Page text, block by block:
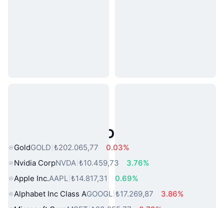
Popüler Gerçek Dünya Varlıkları
GoldGOLD ₺202.065,77
0.03%
Nvidia CorpNVDA ₺10.459,73
3.76%
Apple Inc.AAPL ₺14.817,31
0.69%
Alphabet Inc Class AGOOGL ₺17.269,87
3.86%